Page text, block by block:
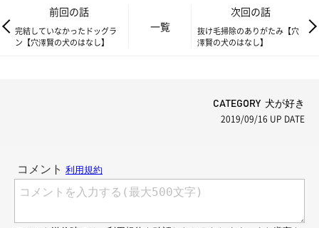
前回の話
完結していなかったドッグラ
ン【穴澤賢の犬のはなし】
一覧
次回の話
抜け毛掃除のありがたみ【穴
澤賢の犬のはなし】
CATEGORY 犬が好き
2019/09/16 UP DATE